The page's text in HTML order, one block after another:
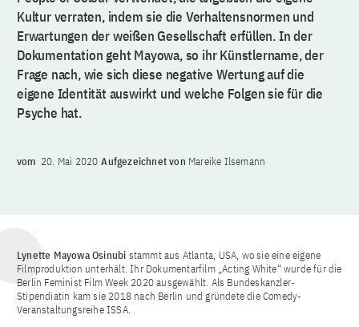
Kultur verraten, indem sie die Verhaltensnormen und
Erwartungen der weißen Gesellschaft erfüllen. In der
Dokumentation geht Mayowa, so ihr Künstlername, der
Frage nach, wie sich diese negative Wertung auf die
eigene Identität auswirkt und welche Folgen sie für die
Psyche hat.
vom 20. Mai 2020 Aufgezeichnet von Mareike Ilsemann
Lynette Mayowa Osinubi stammt aus Atlanta, USA, wo sie eine eigene
Filmproduktion unterhält. Ihr Dokumentarfilm „Acting White“ wurde für die
Berlin Feminist Film Week 2020 ausgewählt. Als Bundeskanzler-
Stipendiatin kam sie 2018 nach Berlin und gründete die Comedy-
Veranstaltungsreihe ISSA.